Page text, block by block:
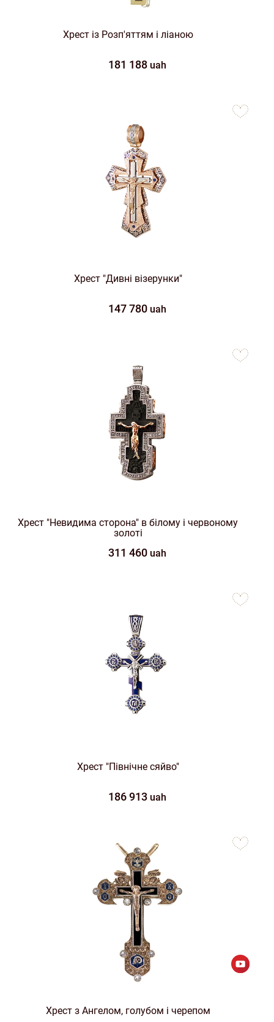
Хрест із Розп'яттям і ліаною
181 188 uah
Хрест "Дивні візерунки"
147 780 uah
favorites
Хрест "Невидима сторона" в білому і червоному
золоті
311 460 uah
favorites
Хрест "Північне сяйво"
186 913 uah
favorites
Хрест з Ангелом, голубом і черепом
favorites